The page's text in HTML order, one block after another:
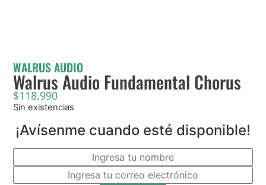
WALRUS AUDIO
Walrus Audio Fundamental Chorus
$118.990
Sin existencias
¡Avísenme cuando esté disponible!